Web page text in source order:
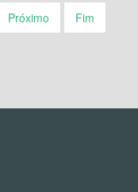
Próximo Fim